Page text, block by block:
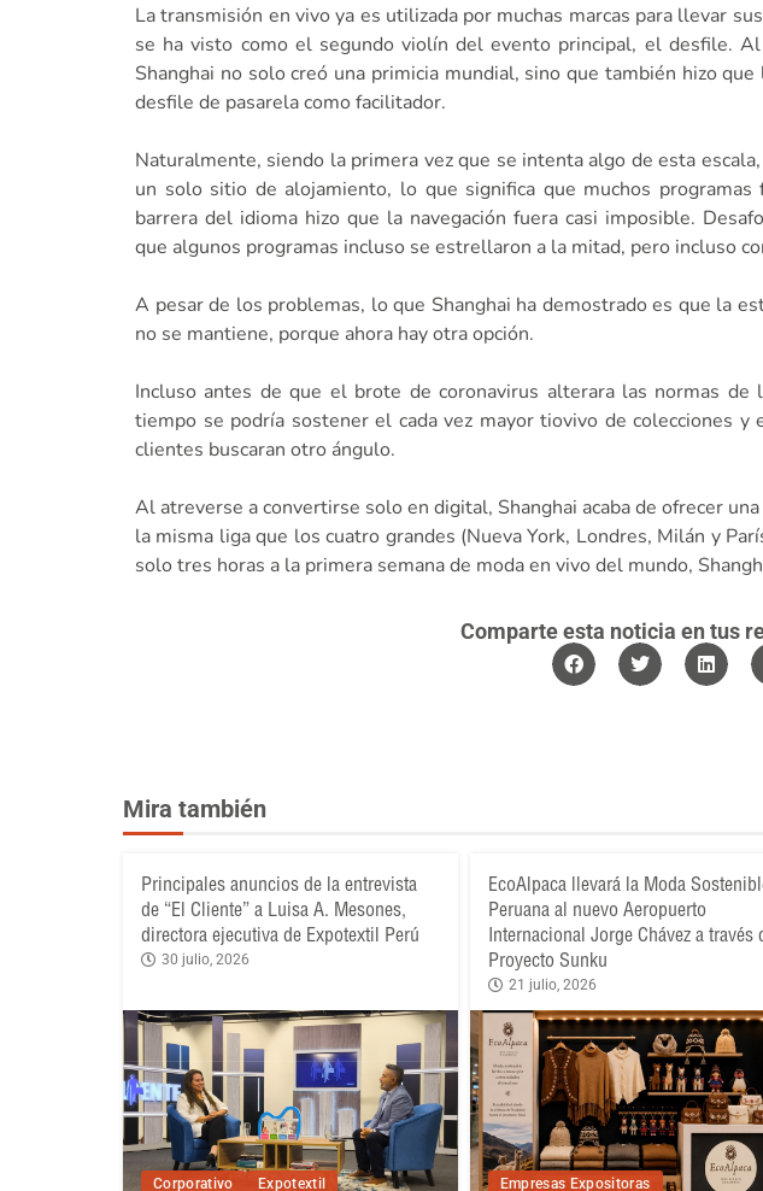
La transmisión en vivo ya es utilizada por muchas marcas para llevar
se ha visto como el segundo violín del evento principal, el desfile.
Shanghai no solo creó una primicia mundial, sino que también hizo
desfile de pasarela como facilitador.
Naturalmente, siendo la primera vez que se intenta algo de esta
un solo sitio de alojamiento, lo que significa que muchos
barrera del idioma hizo que la navegación fuera casi imposible.
que algunos programas incluso se estrellaron a la mitad, pero incluso
A pesar de los problemas, lo que Shanghai ha demostrado es que la
no se mantiene, porque ahora hay otra opción.
Incluso antes de que el brote de coronavirus alterara las normas
tiempo se podría sostener el cada vez mayor tiovivo de colecciones
clientes buscaran otro ángulo.
Al atreverse a convertirse solo en digital, Shanghai acaba de ofrecer
la misma liga que los cuatro grandes (Nueva York, Londres, Milán y
solo tres horas a la primera semana de moda en vivo del mundo,
Comparte esta noticia en tus
Mira también
Corporativo Expotextil
Principales anuncios de la entrevista
de “El Cliente” a Luisa A. Mesones,
directora ejecutiva de Expotextil Perú
30 julio, 2026
Empresas Expositoras
EcoAlpaca llevará la Moda
Peruana al nuevo Aeropuerto
Internacional Jorge Chávez a través
Proyecto Sunku
21 julio, 2026